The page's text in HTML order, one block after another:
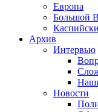
Европа
Большой
Архив
Интервью
Новости